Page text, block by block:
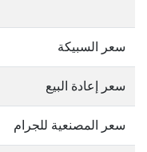
سعر السبيكة
سعر إعادة البيع
سعر المصنعية للجرام